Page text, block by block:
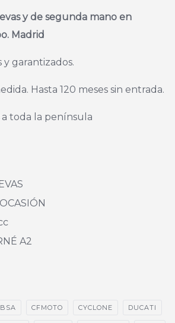
y de segunda mano en
Madrid
y garantizados.
Hasta 120 meses sin entrada.
a toda la península
A2
BSA CFMOTO CYCLONE DUCATI